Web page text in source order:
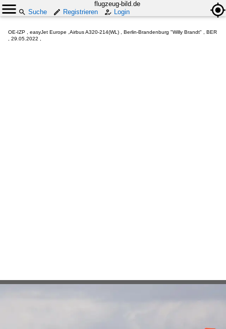
flugzeug-bild.de
Suche
Registrieren Login
OE-IZP , easyJet Europe ,Airbus A320-214(WL) , Berlin-Brandenburg "Willy Brandt" , BER
, 29.05.2022 ,